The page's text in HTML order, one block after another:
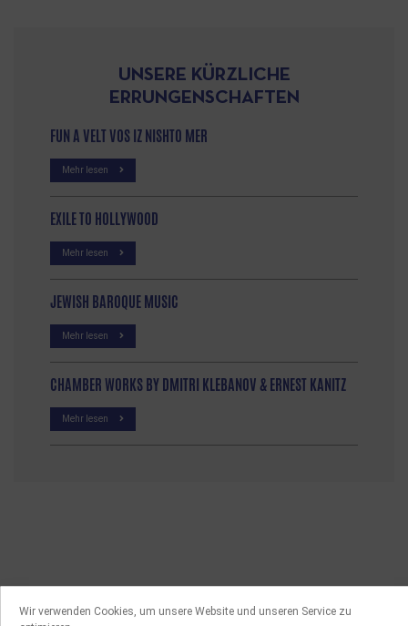
Wir verwenden Cookies, um unsere Website und unseren Service zu
UNSERE KÜRZLICHE
ERRUNGENSCHAFTEN
FUN A VELT VOS IZ NISHTO MER
Mehr lesen
EXILE TO HOLLYWOOD
Mehr lesen
JEWISH BAROQUE MUSIC
Mehr lesen
CHAMBER WORKS BY DMITRI KLEBANOV & ERNEST KANITZ
Mehr lesen